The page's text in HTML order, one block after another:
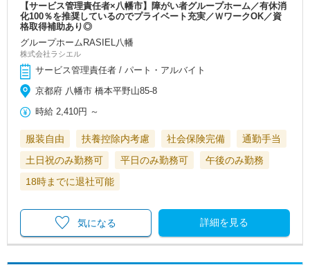
【サービス管理責任者×八幡市】障がい者グループホーム／有休消
化100％を推奨しているのでプライベート充実／ＷワークOK／資
格取得補助あり◎
グループホームRASIEL八幡
株式会社ラシエル
サービス管理責任者 / パート・アルバイト
京都府 八幡市 橋本平野山85-8
時給 2,410円 ～
服装自由 扶養控除内考慮 社会保険完備
通勤手当
土日祝のみ勤務可
平日のみ勤務可
午後のみ勤務
18時までに退社可能
詳細を見る
気になる